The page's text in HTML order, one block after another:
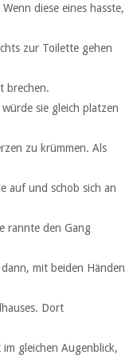
diese eines hasste,
zur Toilette gehen
brechen.
sie gleich platzen
zu krümmen. Als
auf und schob sich an
rannte den Gang
mit beiden Händen
Dort
gleichen Augenblick,